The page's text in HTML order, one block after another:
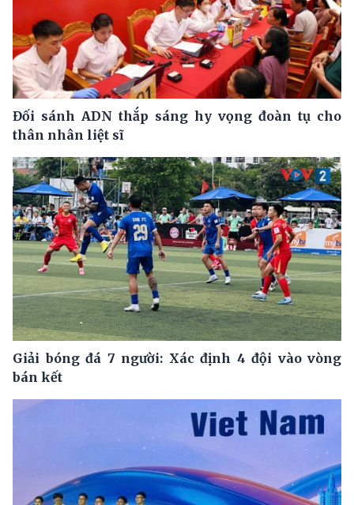
Đối sánh ADN thắp sáng hy vọng đoàn tụ cho
thân nhân liệt sĩ
Giải bóng đá 7 người: Xác định 4 đội vào vòng
bán kết